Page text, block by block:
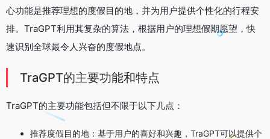
心功能是推荐理想的度假目的地，并为用户提供个性化的行程安
排。TraGPT利用其复杂的算法，根据用户的理想假期愿望，快
速识别全球最令人兴奋的度假地点。
TraGPT的主要功能和特点
TraGPT的主要功能包括但不限于以下几点：
推荐度假目的地：基于用户的喜好和兴趣，TraGPT可以提供个